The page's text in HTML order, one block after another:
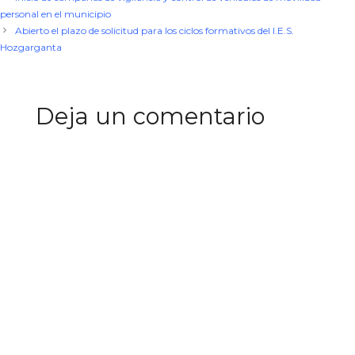
personal en el municipio
Abierto el plazo de solicitud para los ciclos formativos del I.E.S.
Hozgarganta
Deja un comentario